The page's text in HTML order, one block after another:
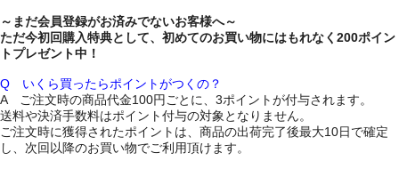
～まだ会員登録がお済みでないお客様へ～
ただ今初回購入特典として、初めてのお買い物にはもれなく200ポイン
トプレゼント中！
Q いくら買ったらポイントがつくの？
A ご注文時の商品代金100円ごとに、3ポイントが付与されます。
送料や決済手数料はポイント付与の対象となりません。
ご注文時に獲得されたポイントは、商品の出荷完了後最大10日で確定
し、次回以降のお買い物でご利用頂けます。